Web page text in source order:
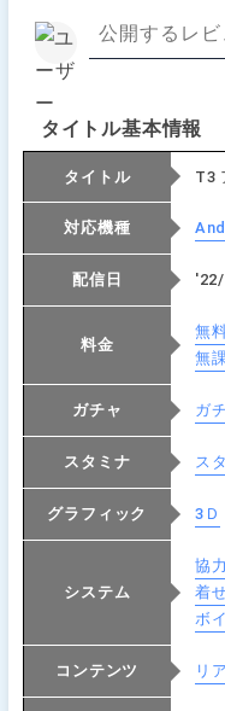
タイトル基本情報
タイトル T3
対応機種
配信日
料金
無
無
ガチャ ガ
スタミナ ス
グラフィック 3Ｄ
システム
協
着
ボ
コンテンツ リ